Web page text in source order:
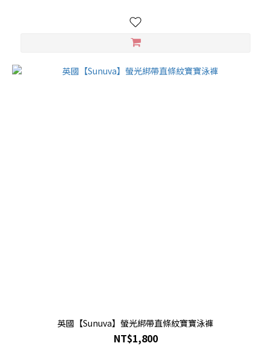
英國【Sunuva】螢光綁帶直條紋寶寶泳褲
NT$1,800